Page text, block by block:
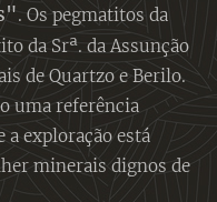
. Os pegmatitos da
da Srª. da Assunção
de Quartzo e Berilo.
uma referência
a exploração está
minerais dignos de